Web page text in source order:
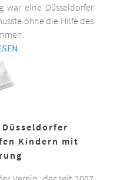
war eine Düsseldorfer
ohne die Hilfe des
Düsseldorfer
Kindern mit